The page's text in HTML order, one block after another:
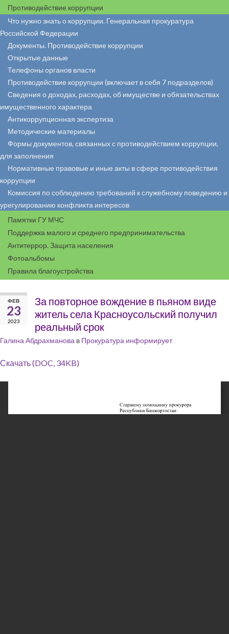
Противодействие коррупции
Что нужно знать о коррупции. Генеральная прокуратура
Российской Федерации
Документы. Противодействие коррупции
Открытые данные
Телефоны органов власти
Противодействие коррупции (включает в себя 7 подразделов)
Сведения о доходах, расходах, об имуществе и обязательствах
имущественного характера
Антикоррупционная экспертиза
Методические материалы
Формы документов, связанных с противодействием коррупции,
для заполнения
Нормативные правовые и иные акты в сфере противодействия
коррупции
Комиссия по соблюдению требований к служебному поведению и
урегулированию конфликта интересов
Памятки ГУ МЧС
Поддержка малого и среднего предпринимательства
Антитеррор. Защита населения
Фотоальбомы
Правила благоустройства
ФЕВ
23
2023
За повторное вождение в пьяном виде
житель села Красноусольский получил
реальный срок
Галина Абдрахманова в Прокуратура информирует
Скачать (DOC, 34KB)